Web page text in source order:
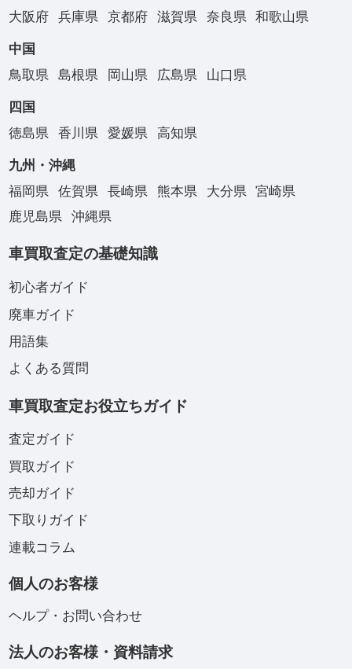
大阪府
兵庫県 京都府 滋賀県 奈良県 和歌山県
中国
鳥取県
島根県 岡山県 広島県 山口県
四国
徳島県
香川県 愛媛県 高知県
九州・沖縄
福岡県
佐賀県 長崎県 熊本県 大分県
宮崎県
鹿児島県
沖縄県
車買取査定の基礎知識
初心者ガイド
廃車ガイド
用語集
よくある質問
車買取査定お役立ちガイド
査定ガイド
買取ガイド
売却ガイド
下取りガイド
連載コラム
個人のお客様
ヘルプ・お問い合わせ
法人のお客様・資料請求